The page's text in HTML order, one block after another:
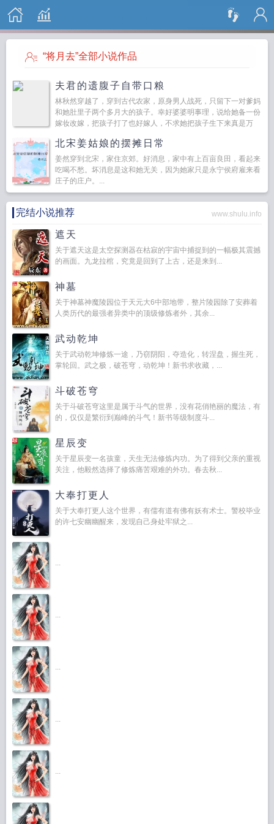
搜 索
“将月去”全部小说作品
夫君的遗腹子自带口粮
林秋然穿越了，穿到古代农家，原身男人战死，只留下一对爹妈
和她肚里子两个多月大的孩子。幸好婆婆明事理，说给她备一份
嫁妆改嫁，把孩子打了也好嫁人，不求她把孩子生下来真是万
北宋姜姑娘的摆摊日常
姜然穿到北宋，家住京郊。好消息，家中有上百亩良田，看起来
吃喝不愁。坏消息是这和她无关，因为她家只是永宁侯府雇来看
庄子的庄户。...
完结小说推荐 www.shulu.info
遮天
关于遮天这是太空探测器在枯寂的宇宙中捕捉到的一幅极其震撼
的画面。九龙拉棺，究竟是回到了上古，还是来到...
神墓
关于神墓神魔陵园位于天元大6中部地带，整片陵园除了安葬着
人类历代的最强者异类中的顶级修炼者外，其余...
武动乾坤
关于武动乾坤修炼一途，乃窃阴阳，夺造化，转涅盘，握生死，
掌轮回。武之极，破苍穹，动乾坤！新书求收藏，...
斗破苍穹
关于斗破苍穹这里是属于斗气的世界，没有花俏艳丽的魔法，有
的，仅仅是繁衍到巅峰的斗气！新书等级制度斗...
星辰变
关于星辰变一名孩童，天生无法修炼内功。为了得到父亲的重视
关注，他毅然选择了修炼痛苦艰难的外功。春去秋...
大奉打更人
关于大奉打更人这个世界，有儒有道有佛有妖有术士。警校毕业
的许七安幽幽醒来，发现自己身处牢狱之...
...
...
...
...
...